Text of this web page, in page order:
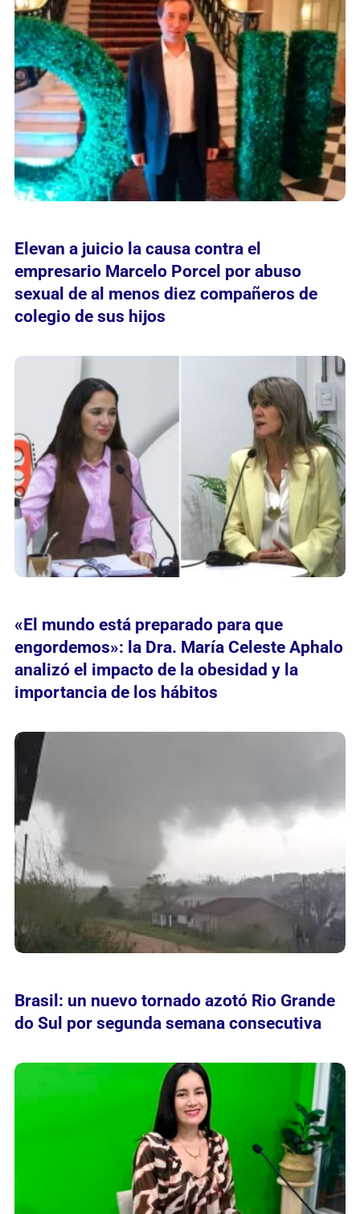
Elevan a juicio la causa contra el
empresario Marcelo Porcel por abuso
sexual de al menos diez compañeros de
colegio de sus hijos
«El mundo está preparado para que
engordemos»: la Dra. María Celeste Aphalo
analizó el impacto de la obesidad y la
importancia de los hábitos
Brasil: un nuevo tornado azotó Rio Grande
do Sul por segunda semana consecutiva